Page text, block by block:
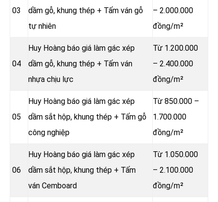
03
dầm gỗ, khung thép + Tấm ván gỗ
tự nhiên
– 2.000.000
đồng/m²
04
Huy Hoàng báo giá làm gác xép
dầm gỗ, khung thép + Tấm ván
nhựa chịu lực
Từ 1.200.000
– 2.400.000
đồng/m²
05
Huy Hoàng báo giá làm gác xép
dầm sắt hộp, khung thép + Tấm gỗ
công nghiệp
Từ 850.000 –
1.700.000
đồng/m²
06
Huy Hoàng báo giá làm gác xép
dầm sắt hộp, khung thép + Tấm
ván Cemboard
Từ 1.050.000
– 2.100.000
đồng/m²